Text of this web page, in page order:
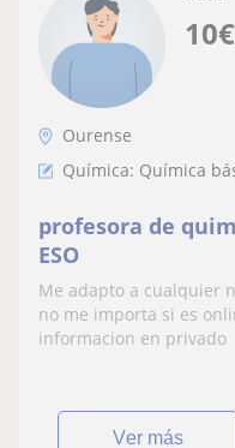
10€
Ourense
Química: Química
profesora de
ESO
Me adapto a cualquier
no me importa si es
informacion en privado
ver más